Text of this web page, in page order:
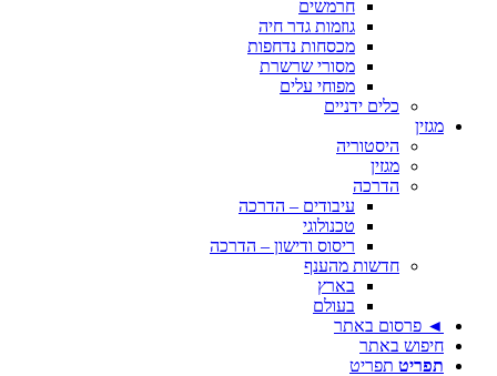
חרמשים
גוזמות גדר חיה
מכסחות נדחפות
מסורי שרשרת
מפוחי עלים
כלים ידניים
מגזין
היסטוריה
מגזין
הדרכה
עיבודים – הדרכה
טכנולוגי
ריסוס ודישון – הדרכה
חדשות מהענף
בארץ
בעולם
◄ פרסום באתר
חיפוש באתר
תפריט תפריט